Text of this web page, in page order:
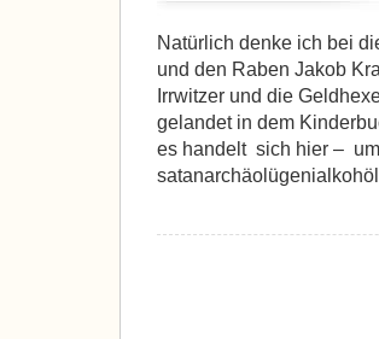
Natürlich denke ich bei
und den Raben Jakob
Irrwitzer und die
gelandet in dem
es handelt sich hier –